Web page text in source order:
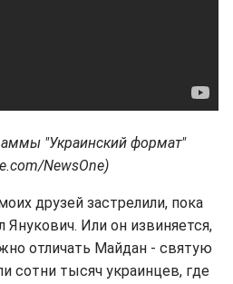
"Украинский формат"
NewsOne)
друзей застрелили, пока
Или он извиняется,
отличать Майдан - святую
сотни тысяч украинцев, где